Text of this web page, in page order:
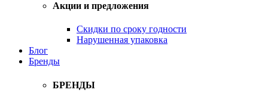
Акции и предложения
Скидки по сроку годности
Нарушенная упаковка
Блог
Бренды
БРЕНДЫ